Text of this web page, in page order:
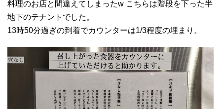
料理のお店と間違えてしまったw こちらは階段を下った半
地下のテナントでした。
13時50分過ぎの到着でカウンターは1/3程度の埋まり。